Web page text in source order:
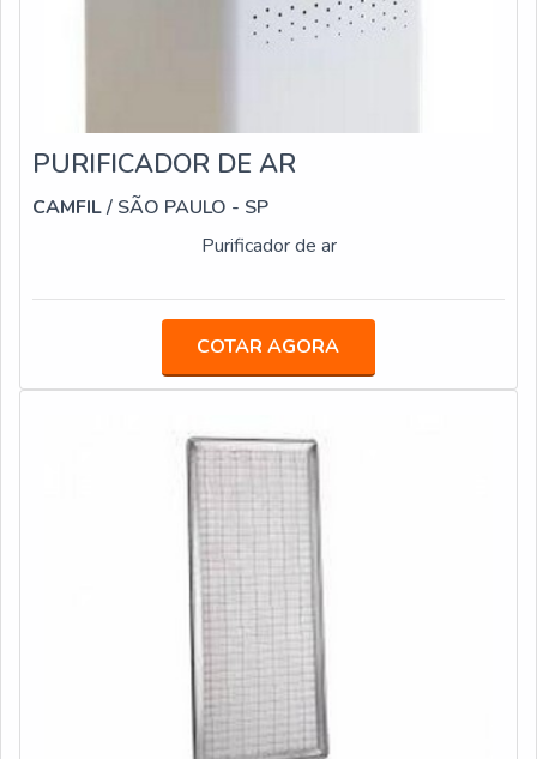
PURIFICADOR DE AR
CAMFIL/ SÃO PAULO - SP
Purificador de ar
COTAR AGORA